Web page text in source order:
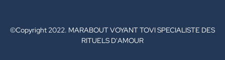
©Copyright 2022. MARABOUT VOYANT TOVI SPECIALISTE DES
RITUELS D'AMOUR